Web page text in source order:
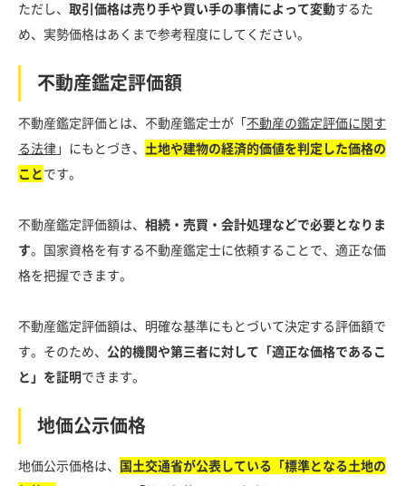
ただし、 取引価格は売り手や買い手の事情によって変動するた
め、実勢価格はあくまで参考程度にしてください。
不動産鑑定評価額
不動産鑑定評価とは、不動産鑑定士が「不動産の鑑定評価に関す
る法律」にもとづき、 土地や建物の経済的価値を判定した価格の
ことです。
不動産鑑定評価額は、 相続・売買・会計処理などで必要となりま
す。国家資格を有する不動産鑑定士に依頼することで、適正な価
格を把握できます。
不動産鑑定評価額は、明確な基準にもとづいて決定する評価額で
す。そのため、 公的機関や第三者に対して「適正な価格であるこ
と」を証明できます。
地価公示価格
地価公示価格は、 国土交通省が公表している「標準となる土地の